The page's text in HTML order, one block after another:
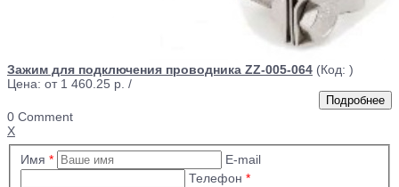
Зажим для подключения проводника ZZ-005-064 (Код: )
Цена: от 1 460.25 р. /
0 Comment
X
Имя *
E-mail
Телефон *